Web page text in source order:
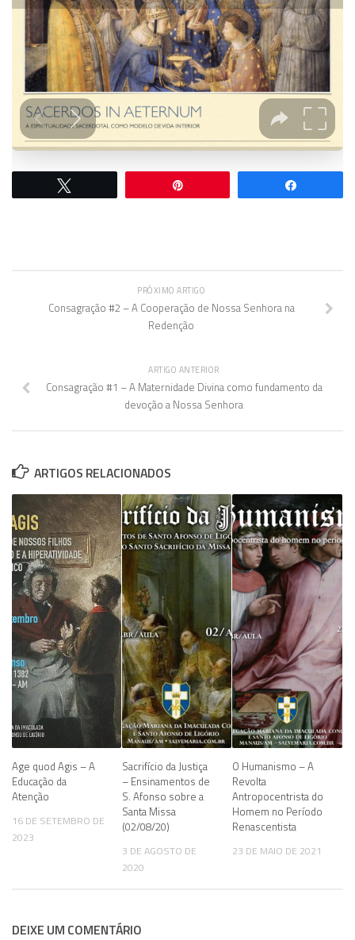
PRÓXIMO ARTIGO
Consagração #2 – A Cooperação de Nossa Senhora na
Redenção
ARTIGO ANTERIOR
Consagração #1 – A Maternidade Divina como fundamento da
devoção a Nossa Senhora
ARTIGOS RELACIONADOS
Age quod Agis – A
Educação da
Atenção
16 DE SETEMBRO DE
2023
Sacrifício da Justiça
– Ensinamentos de
S. Afonso sobre a
Santa Missa
(02/08/20)
3 DE AGOSTO DE
2020
O Humanismo – A
Revolta
Antropocentrista do
Homem no Período
Renascentista
23 DE MAIO DE 2021
DEIXE UM COMENTÁRIO